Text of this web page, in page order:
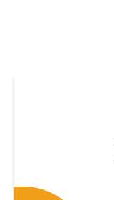
Dora e gli empori